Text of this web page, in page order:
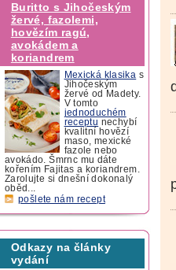
Buritto s Jihočeským
žervé, fazolemi,
hovězím ragú,
avokádem a
koriandrem
Mexická klasika s
Jihočeským
žervé od Madety.
V tomto
jednoduchém
receptu nechybí
kvalitní hovězí
maso, mexické
fazole nebo
avokádo. Šmrnc mu dáte
kořením Fajitas a koriandrem.
Zarolujte si dnešní dokonalý
oběd...
pošlete nám recept
Odkazy na články
vydání